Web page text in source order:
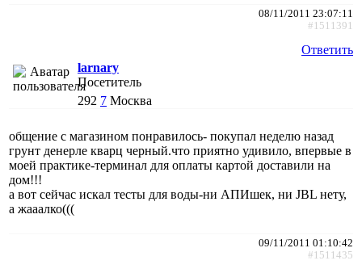
08/11/2011 23:07:11
#1511391
Ответить
larnary
Посетитель
292 7 Москва
общение с магазином понравилось- покупал неделю назад
грунт денерле кварц черный.что приятно удивило, впервые в
моей практике-терминал для оплаты картой доставили на
дом!!!
а вот сейчас искал тесты для воды-ни АПИшек, ни JBL нету,
а жааалко(((
09/11/2011 01:10:42
#1511435